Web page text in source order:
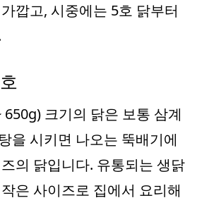
깝고, 시중에는 5호 닭부터
650g) 크기의 닭은 보통 삼계
을 시키면 나오는 뚝배기에
의 닭입니다. 유통되는 생닭
은 사이즈로 집에서 요리해